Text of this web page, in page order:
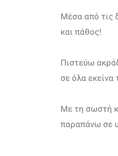
Μέσα από τις
και πάθος!
Πιστεύω
σε όλα
Με τη σωστή
παραπάνω σε